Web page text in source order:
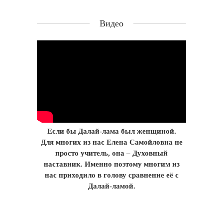
Видео
Если бы Далай-лама был женщиной.
Для многих из нас Елена Самойловна не
просто учитель, она – Духовный
наставник. Именно поэтому многим из
нас приходило в голову сравнение её с
Далай-ламой.